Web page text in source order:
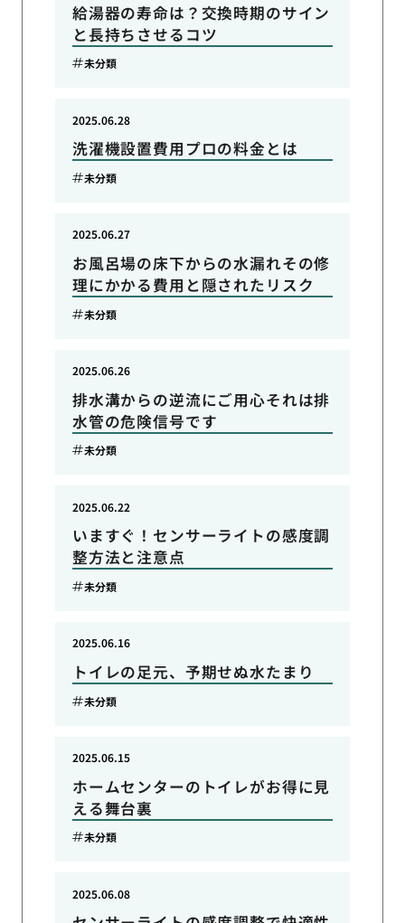
給湯器の寿命は？交換時期のサイン
と長持ちさせるコツ
未分類
洗濯機設置費用プロの料金とは
2025.06.28
未分類
お風呂場の床下からの水漏れその修
理にかかる費用と隠されたリスク
2025.06.27
未分類
排水溝からの逆流にご用心それは排
水管の危険信号です
2025.06.26
未分類
いますぐ！センサーライトの感度調
整方法と注意点
2025.06.22
未分類
トイレの足元、予期せぬ水たまり
2025.06.16
未分類
ホームセンターのトイレがお得に見
える舞台裏
2025.06.15
未分類
2025.06.08